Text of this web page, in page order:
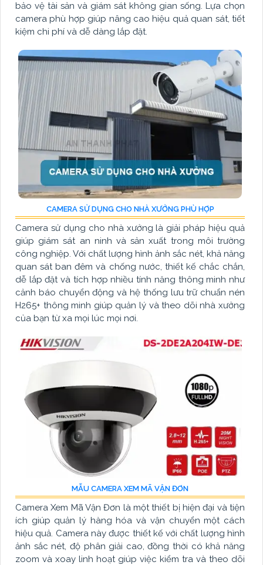
bảo vệ tài sản và giám sát không gian sống. Lựa chọn
camera phù hợp giúp nâng cao hiệu quả quan sát, tiết
kiệm chi phí và dễ dàng lắp đặt.
CAMERA SỬ DỤNG CHO NHÀ XƯỞNG PHÙ HỢP
Camera sử dụng cho nhà xưởng là giải pháp hiệu quả
giúp giám sát an ninh và sản xuất trong môi trường
công nghiệp. Với chất lượng hình ảnh sắc nét, khả năng
quan sát ban đêm và chống nước, thiết kế chắc chắn,
dễ lắp đặt và tích hợp nhiều tính năng thông minh như
cảnh báo chuyển động và hệ thống lưu trữ chuẩn nén
H265+ thông minh giúp quản lý và theo dõi nhà xưởng
của bạn từ xa mọi lúc mọi nơi.
MẪU CAMERA XEM MÃ VẬN ĐƠN
Camera Xem Mã Vận Đơn là một thiết bị hiện đại và tiện
ích giúp quản lý hàng hóa và vận chuyển một cách
hiệu quả. Camera này được thiết kế với chất lượng hình
ảnh sắc nét, độ phân giải cao, đồng thời có khả năng
zoom và xoay linh hoạt giúp việc kiểm tra và theo dõi